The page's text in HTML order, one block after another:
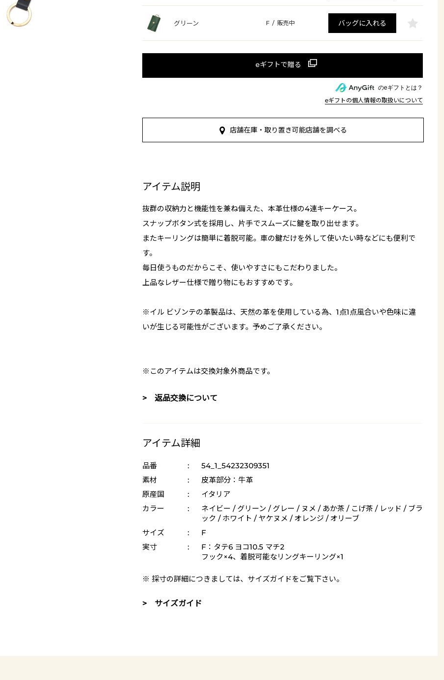
グリーン F / 販売中 バッグに入れる
のeギフトとは？
eギフトの個人情報の取扱いについて
店舗在庫・取り置き可能店舗を調べる
アイテム説明
抜群の収納力と機能性を兼ね備えた、本革仕様の4連キーケース。
スナップボタン式を採用し、片手でスムーズに鍵を取り出せます。
またキーリングは簡単に着脱可能。車の鍵だけを外して使いたい時などにも便利で
す。
毎日使うものだからこそ、使いやすさにもこだわりました。
上品なレザー仕様で贈り物にもおすすめです。
※イル ビゾンテの革製品は、天然の革を使用している為、1点1点風合いや色味に違
いが生じる可能性がございます。予めご了承ください。
※このアイテムは交換対象外商品です。
> 返品交換について
アイテム詳細
品番 :
54_1_54232309351
素材
:
皮革部分：牛革
原産国
:
イタリア
カラー
:
ネイビー / グリーン / グレー / ヌメ / あか茶 / こげ茶 / レッド / ブラ
ック / ホワイト / ヤケヌメ / オレンジ / オリーブ
サイズ
:
F
実寸
:
F：タテ6 ヨコ10.5 マチ2
フック×4、着脱可能なリングキーリング×1
※ 採寸の詳細につきましては、 サイズガイドをご覧下さい。
> サイズガイド